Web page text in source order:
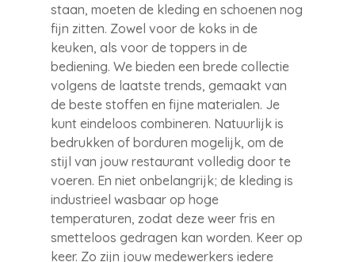
staan, moeten de kleding en schoenen nog
fijn zitten. Zowel voor de koks in de
keuken, als voor de toppers in de
bediening. We bieden een brede collectie
volgens de laatste trends, gemaakt van
de beste stoffen en fijne materialen. Je
kunt eindeloos combineren. Natuurlijk is
bedrukken of borduren mogelijk, om de
stijl van jouw restaurant volledig door te
voeren. En niet onbelangrijk; de kleding is
industrieel wasbaar op hoge
temperaturen, zodat deze weer fris en
smetteloos gedragen kan worden. Keer op
keer. Zo zijn jouw medewerkers iedere